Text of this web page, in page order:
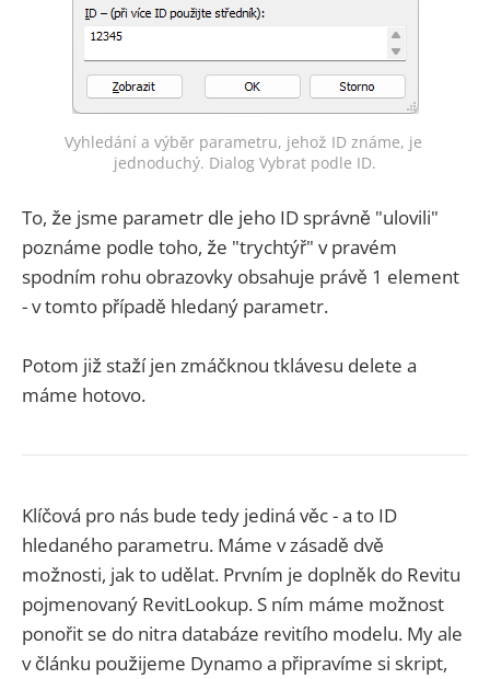
Vyhledání a výběr parametru, jehož ID známe, je
jednoduchý. Dialog Vybrat podle ID.
To, že jsme parametr dle jeho ID správně "ulovili"
poznáme podle toho, že "trychtýř" v pravém
spodním rohu obrazovky obsahuje právě 1 element
- v tomto případě hledaný parametr.
Potom již staží jen zmáčknou tklávesu delete a
máme hotovo.
Klíčová pro nás bude tedy jediná věc - a to ID
hledaného parametru. Máme v zásadě dvě
možnosti, jak to udělat. Prvním je doplněk do Revitu
pojmenovaný RevitLookup. S ním máme možnost
ponořit se do nitra databáze revitího modelu. My ale
v článku použijeme Dynamo a připravíme si skript,